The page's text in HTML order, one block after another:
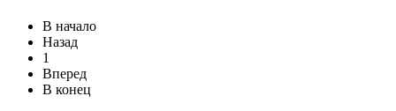
В начало
Назад
1
Вперед
В конец